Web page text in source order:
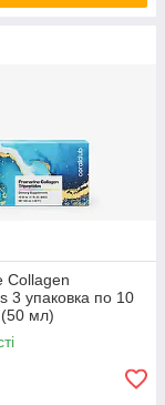
Collagen
3 упаковка по 10
(50 мл)